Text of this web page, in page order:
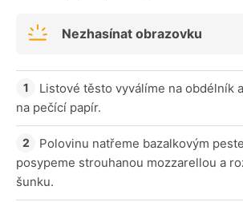
Nezhasínat obrazovku
Listové těsto vyválíme na obdélník
na pečící papír.
Polovinu natřeme bazalkovým
posypeme strouhanou mozzarellou a
šunku.